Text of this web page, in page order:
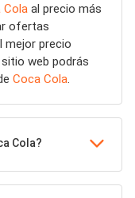
Cola al precio más
ofertas
mejor precio
web podrás
Coca Cola
Cola?